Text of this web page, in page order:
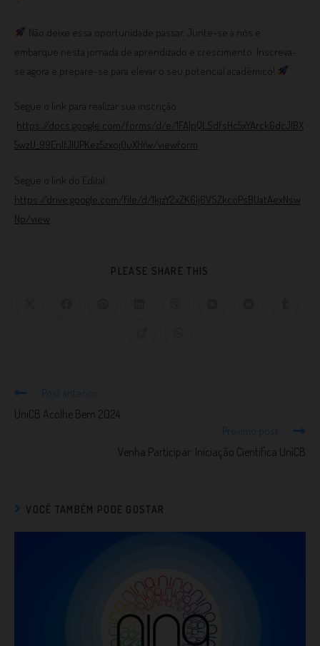
Não deixe essa oportunidade passar. Junte-se a nós e
embarque nesta jornada de aprendizado e crescimento. Inscreva-
se agora e prepare-se para elevar o seu potencial acadêmico!
Segue o link para realizar sua inscrição:
https://docs.google.com/forms/d/e/1FAIpQLSdfsHc5xYArck6dcJIBX
5wzU_99EnIfJIUPKez5zxoj0uXhYw/viewform
Segue o link do Edital:
https://drive.google.com/file/d/1kjzY2xZK6Ij6VSZkcoPsBUatAexNsw
Np/view
PLEASE SHARE THIS
Post anterior
UniCB Acolhe Bem 2024
Próximo post
Venha Participar: Iniciação Científica UniCB
VOCÊ TAMBÉM PODE GOSTAR